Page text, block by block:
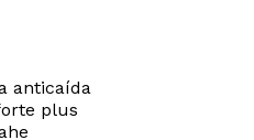
anticaída
plus